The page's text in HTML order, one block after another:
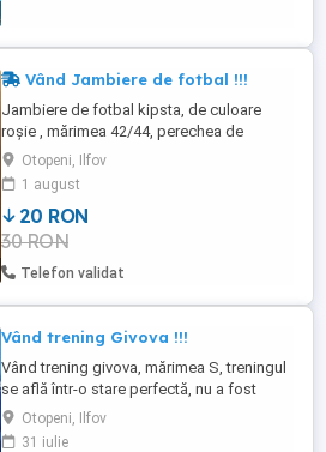
Vând Jambiere de fotbal !!!
Jambiere de fotbal kipsta, de culoare
roșie , mărimea 42/44, perechea de
jambiere a fost purtată o singură dată și
se află într-o stare foarte bună.
Otopeni, Ilfov
1 august
20 RON
30 RON
Telefon validat
Vând trening Givova !!!
Vând trening givova, mărimea S, treningul
se află într-o stare perfectă, nu a fost
purtat niciodată, este nou, și poate fi
purtat fără probleme.
Otopeni, Ilfov
31 iulie